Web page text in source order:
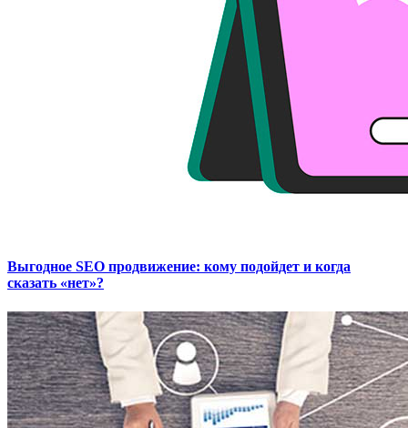
Выгодное SEO продвижение: кому подойдет и когда
сказать «нет»?